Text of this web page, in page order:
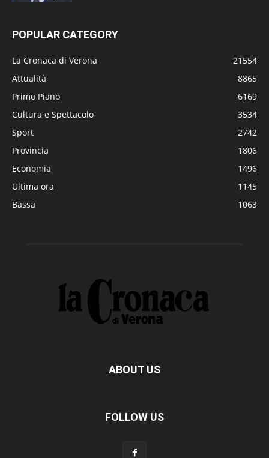
POPULAR CATEGORY
La Cronaca di Verona
21554
Attualità
8865
Primo Piano
6169
Cultura e Spettacolo
3534
Sport
2742
Provincia
1806
Economia
1496
Ultima ora
1145
Bassa
1063
ABOUT US
FOLLOW US